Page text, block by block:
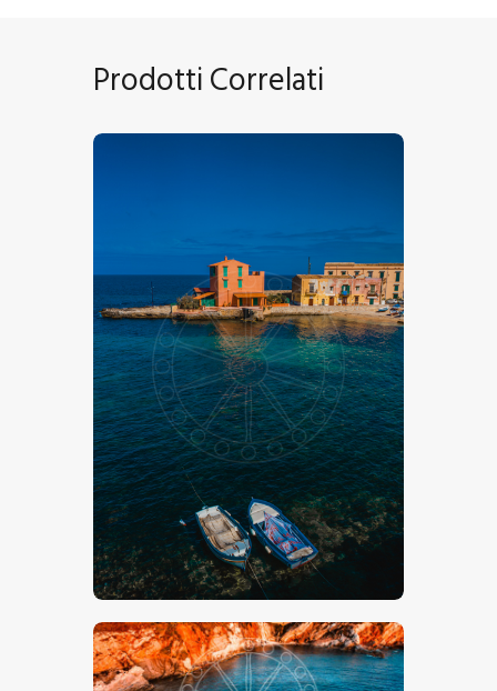
Prodotti Correlati
Santa Niccolicchia, Santa Flavia
€15.00- €24.00